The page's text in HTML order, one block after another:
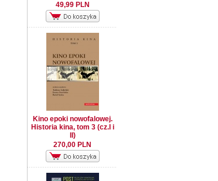
49,99 PLN
Kino epoki nowofalowej.
Historia kina, tom 3 (cz.I i
II)
270,00 PLN